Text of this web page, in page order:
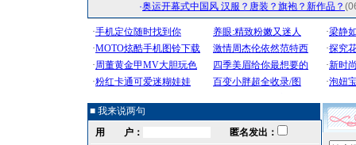
·奥运开幕式中国风 汉服？唐装？旗袍？新作品？
■ 我来说两句
用 户：
匿名发出：